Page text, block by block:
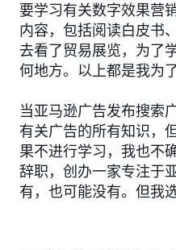
要学习有关数字效果营
内容，包括阅读白皮书
去看了贸易展览，为了
何地方。以上都是我为
当亚马逊广告发布搜索
有关广告的所有知识，
果不进行学习，我也不
辞职，创办一家专注于
有，也可能没有。但我